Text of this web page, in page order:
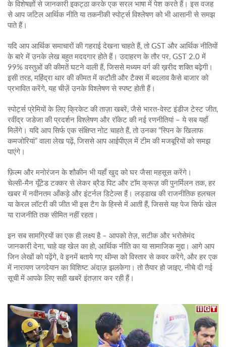
के विशेषज्ञों से जानकारी इकट्ठा करके एक सरल भाषा में पेश करते हैं। इस वजह
से आप जटिल आर्थिक नीति या तकनीकी स्पोर्ट्स विश्लेषण को भी आसानी से समझ
पाते हैं।
यदि आप आर्थिक समाचारों की गहराई देखना चाहते हैं, तो GST और आर्थिक नीतियों
के बारे में उनके लेख बहुत मददगार होते हैं। उदाहरण के तौर पर, GST 2.0 में
99% वस्तुओं की कीमतें घटने वाली हैं, जिससे मध्यम वर्ग की ख़रीद शक्ति बढ़ेगी।
इसी तरह, महिंद्रा थार की कीमत में कटौती और टैक्‍स में बदलाव कैसे बाजार को
प्रभावित करेंगे, यह चीज़ें उनके विश्लेषण से स्पष्ट होती हैं।
स्पोर्ट्स प्रेमियों के लिए क्रिकेट की ताज़ा खबरें, जैसे भारत‑वेस्ट इंडीज टेस्ट जीत,
रवींद्र जडेजा की प्रदर्शन विश्लेषण और रॉकेट की नई रणनीतियां – ये सब यहाँ
मिलेंगे। यदि आप सिर्फ एक संक्षिप्त नोट चाहते हैं, तो उनका “स्पिन के खिलाफ
कमजोरियां” वाला लेख पढ़ें, जिससे आप आईपीएल में टीम की मजबूरियों को समझ
पाएंगे।
फ़िल्म और मनोरंजन के शौकीन भी यहाँ खुद को घर जैसा महसूस करेंगे।
चेल्सी‑मैन यूँटेड टक्कर से लेकर ब्रैड पिट और टॉम क्रूज़ की पुनर्मिलन तक, हर
खबर में नवीनतम आँकड़े और इंटर्नल डिटेल्स हैं। लड्डाख की राजनीतिक हलचल
या केरल लॉटरी की जीत भी इस टैग के हिस्से में आती हैं, जिससे यह पेज सिर्फ खेल
या राजनीति तक सीमित नहीं रहता।
इन सब सामग्रियों का एक ही लक्ष्य है – आपको तेज़, सटीक और भरोसेमंद
जानकारी देना, चाहे वह खेल का हो, आर्थिक नीति का या सामाजिक मुद्दा। आगे आप
जिन लेखों को पढ़ेंगे, वे इनमें बताये गए थीम्स को विस्तार से कवर करेंगे, और हर एक
में नारायण जगदेयान का विशिष्ट अंदाज़ झलकेगा। तो तैयार हो जाइए, नीचे दी गई
सूची में आपके लिए सही खबरें इंतज़ार कर रही हैं।